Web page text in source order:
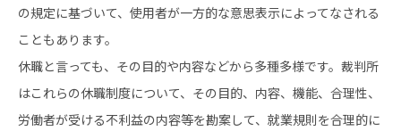
の規定に基づいて、使用者が一方的な意思表示によってなされる
こともあります。
休職と言っても、その目的や内容などから多種多様です。裁判所
はこれらの休職制度について、その目的、内容、機能、合理性、
労働者が受ける不利益の内容等を勘案して、就業規則を合理的に